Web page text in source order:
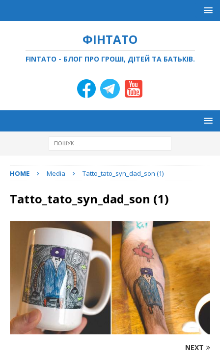
ФІНТАТО
FINTATO - БЛОГ ПРО ГРОШІ, ДІТЕЙ ТА БАТЬКІВ.
HOME Media Tatto_tato_syn_dad_son (1)
Tatto_tato_syn_dad_son (1)
NEXT